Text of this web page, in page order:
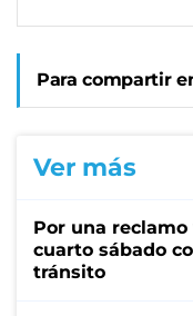
Para compartir
Ver más
Por una
cuarto sábado
tránsito